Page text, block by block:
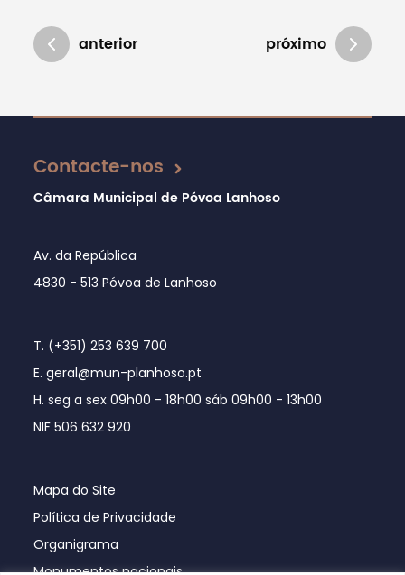
anterior próximo
Atualizado em 23/03/2018
Contacte-nos
Câmara Municipal de Póvoa Lanhoso
Av. da República
4830 - 513 Póvoa de Lanhoso
T. (+351) 253 639 700
E. geral@mun-planhoso.pt
H. seg a sex 09h00 - 18h00 sáb 09h00 - 13h00
NIF 506 632 920
Mapa do Site
Política de Privacidade
Organigrama